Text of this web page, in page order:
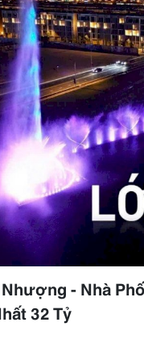
- Nhà
32 Tỷ